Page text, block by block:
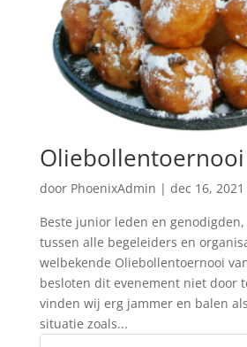
door PhoenixAdmin | dec 16, 2021
Beste junior leden en
tussen alle begeleiders en
welbekende Oliebollentoernooi
besloten dit evenement niet door
vinden wij erg jammer en balen
situatie zoals...